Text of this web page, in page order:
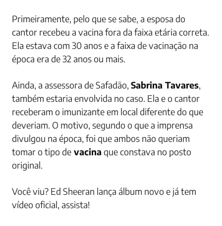
Primeiramente, pelo que se sabe, a esposa do
cantor recebeu a vacina fora da faixa etária correta.
Ela estava com 30 anos e a faixa de vacinação na
época era de 32 anos ou mais.
Ainda, a assessora de Safadão, Sabrina Tavares,
também estaria envolvida no caso. Ela e o cantor
receberam o imunizante em local diferente do que
deveriam. O motivo, segundo o que a imprensa
divulgou na época, foi que ambos não queriam
tomar o tipo de vacina que constava no posto
original.
Você viu? Ed Sheeran lança álbum novo e já tem
vídeo oficial, assista!